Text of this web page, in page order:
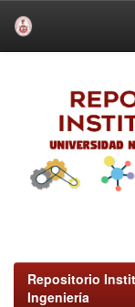
Repositorio
Ingeniería